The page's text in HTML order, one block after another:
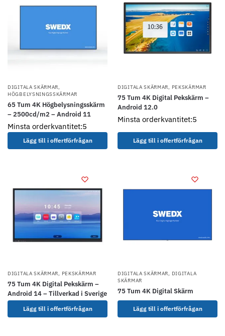
DIGITALA SKÄRMAR,
HÖGBELYSNINGSSKÄRMAR
65 Tum 4K Högbelysningsskärm
– 2500cd/m2 – Android 11
Minsta orderkvantitet:5
Lägg till i offertförfrågan
DIGITALA SKÄRMAR, PEKSKÄRMAR
75 Tum 4K Digital Pekskärm –
Android 12.0
Minsta orderkvantitet:5
Lägg till i offertförfrågan
DIGITALA SKÄRMAR, PEKSKÄRMAR
75 Tum 4K Digital Pekskärm –
Android 14 – Tillverkad i Sverige
Lägg till i offertförfrågan
DIGITALA SKÄRMAR, DIGITALA
SKÄRMAR
75 Tum 4K Digital Skärm
Lägg till i offertförfrågan